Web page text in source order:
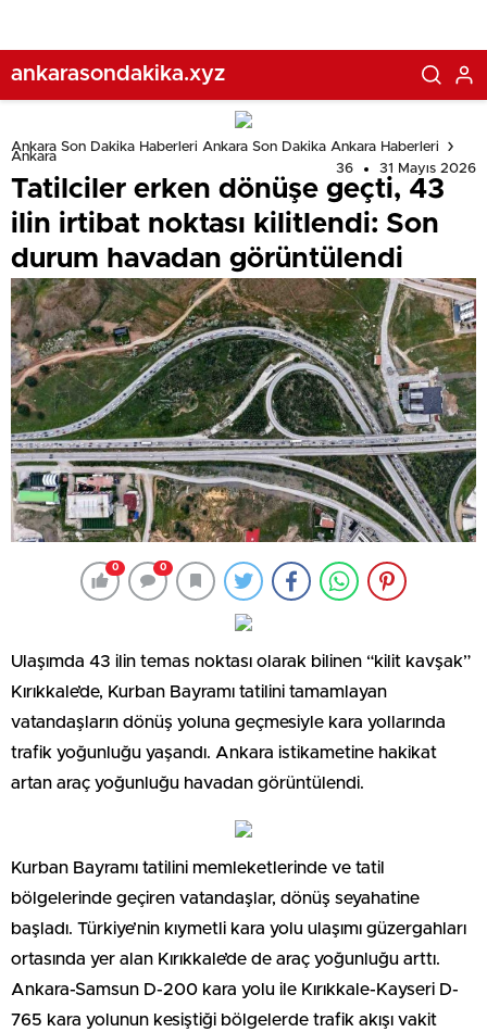
ankarasondakika.xyz
Ankara Son Dakika Haberleri Ankara Son Dakika Ankara Haberleri
Ankara
36
31 Mayıs 2026
Tatilciler erken dönüşe geçti, 43
ilin irtibat noktası kilitlendi: Son
durum havadan görüntülendi
0 0
Ulaşımda 43 ilin temas noktası olarak bilinen “kilit kavşak”
Kırıkkale’de, Kurban Bayramı tatilini tamamlayan
vatandaşların dönüş yoluna geçmesiyle kara yollarında
trafik yoğunluğu yaşandı. Ankara istikametine hakikat
artan araç yoğunluğu havadan görüntülendi.
Kurban Bayramı tatilini memleketlerinde ve tatil
bölgelerinde geçiren vatandaşlar, dönüş seyahatine
başladı. Türkiye’nin kıymetli kara yolu ulaşımı güzergahları
ortasında yer alan Kırıkkale’de de araç yoğunluğu arttı.
Ankara-Samsun D-200 kara yolu ile Kırıkkale-Kayseri D-
765 kara yolunun kesiştiği bölgelerde trafik akışı vakit